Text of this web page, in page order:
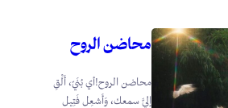
محاضن الروح
محاضن الروح!أي بُنَيّ، أَلْقِ
إليَّ سمعك، وَأَشعِل فَتِيل